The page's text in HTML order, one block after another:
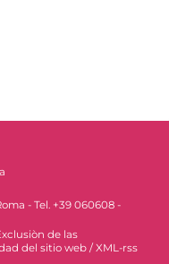
- Tel. +39 060608 -
de las
del sitio web / XML-rss